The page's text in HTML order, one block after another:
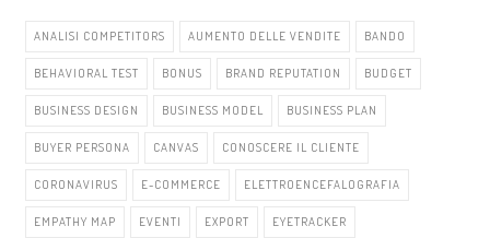
ANALISI COMPETITORS AUMENTO DELLE VENDITE BANDO
BEHAVIORAL TEST BONUS BRAND REPUTATION BUDGET
BUSINESS DESIGN BUSINESS MODEL BUSINESS PLAN
BUYER PERSONA CANVAS CONOSCERE IL CLIENTE
CORONAVIRUS E-COMMERCE ELETTROENCEFALOGRAFIA
EMPATHY MAP EVENTI EXPORT EYETRACKER